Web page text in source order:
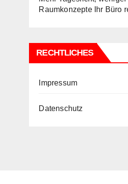
Raumkonzepte Ihr Büro
RECHTLICHES
Impressum
Datenschutz